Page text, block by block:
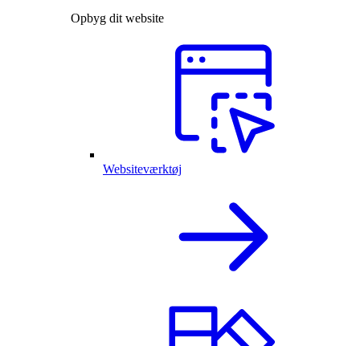
Opbyg dit website
Websiteværktøj